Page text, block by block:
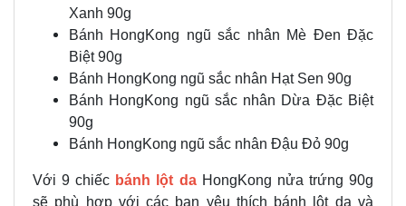
Xanh 90g
Bánh HongKong ngũ sắc nhân Mè Đen Đặc
Biệt 90g
Bánh HongKong ngũ sắc nhân Hạt Sen 90g
Bánh HongKong ngũ sắc nhân Dừa Đặc Biệt
90g
Bánh HongKong ngũ sắc nhân Đậu Đỏ 90g
Với 9 chiếc bánh lột daHongKong nửa trứng 90g
sẽ phù hợp với các bạn yêu thích bánh lột da và